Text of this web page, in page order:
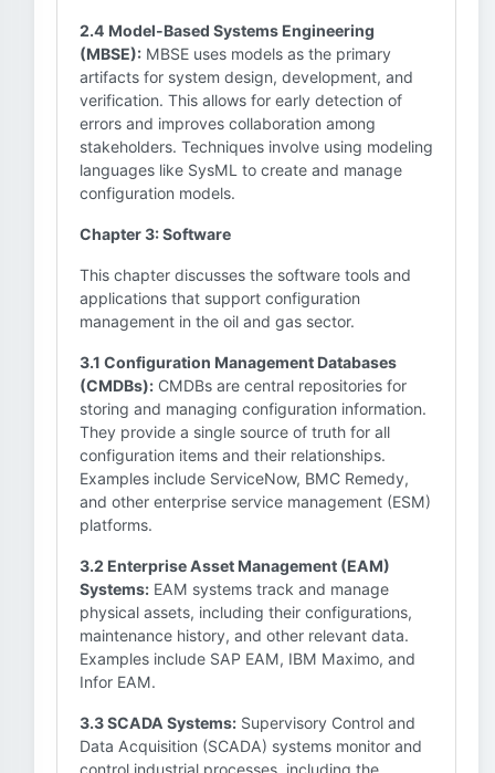
2.4 Model-Based Systems Engineering
(MBSE): MBSE uses models as the primary
artifacts for system design, development, and
verification. This allows for early detection of
errors and improves collaboration among
stakeholders. Techniques involve using modeling
languages like SysML to create and manage
configuration models.
Chapter 3: Software
This chapter discusses the software tools and
applications that support configuration
management in the oil and gas sector.
3.1 Configuration Management Databases
(CMDBs): CMDBs are central repositories for
storing and managing configuration information.
They provide a single source of truth for all
configuration items and their relationships.
Examples include ServiceNow, BMC Remedy,
and other enterprise service management (ESM)
platforms.
3.2 Enterprise Asset Management (EAM)
Systems: EAM systems track and manage
physical assets, including their configurations,
maintenance history, and other relevant data.
Examples include SAP EAM, IBM Maximo, and
Infor EAM.
3.3 SCADA Systems: Supervisory Control and
Data Acquisition (SCADA) systems monitor and
control industrial processes, including the